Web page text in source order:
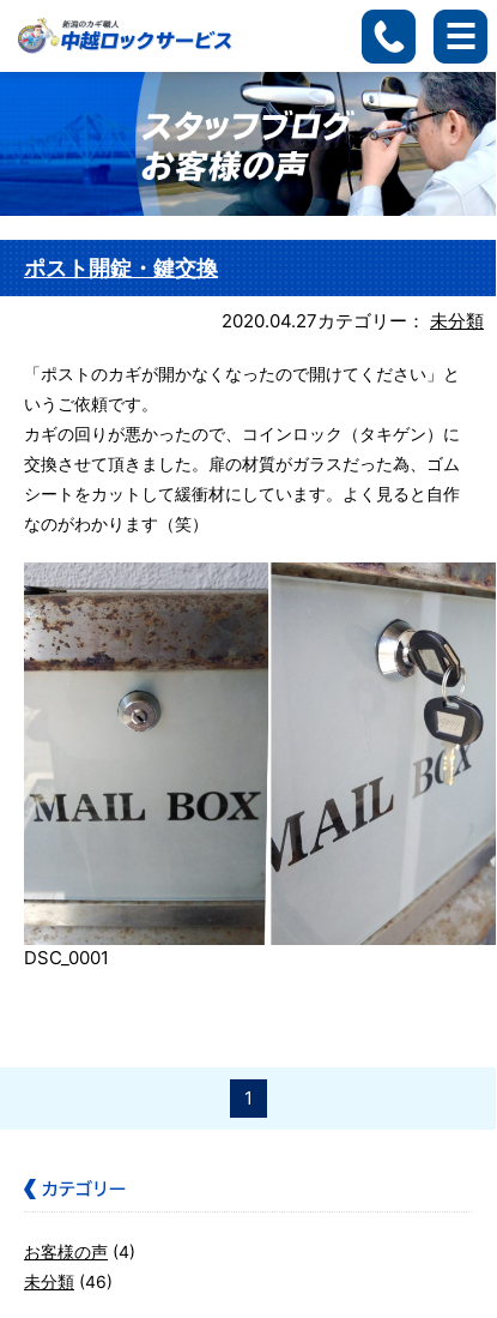
ポスト開錠・鍵交換
2020.04.27カテゴリー： 未分類
「ポストのカギが開かなくなったので開けてください」と
いうご依頼です。
カギの回りが悪かったので、コインロック（タキゲン）に
交換させて頂きました。扉の材質がガラスだった為、ゴム
シートをカットして緩衝材にしています。よく見ると自作
なのがわかります（笑）
DSC_0001
1
お客様の声 (4)
未分類 (46)